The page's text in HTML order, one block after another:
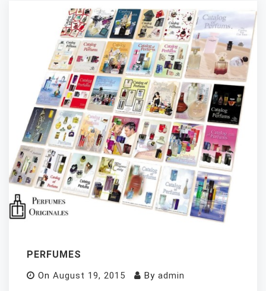
PERFUMES
On August 19, 2015 By admin